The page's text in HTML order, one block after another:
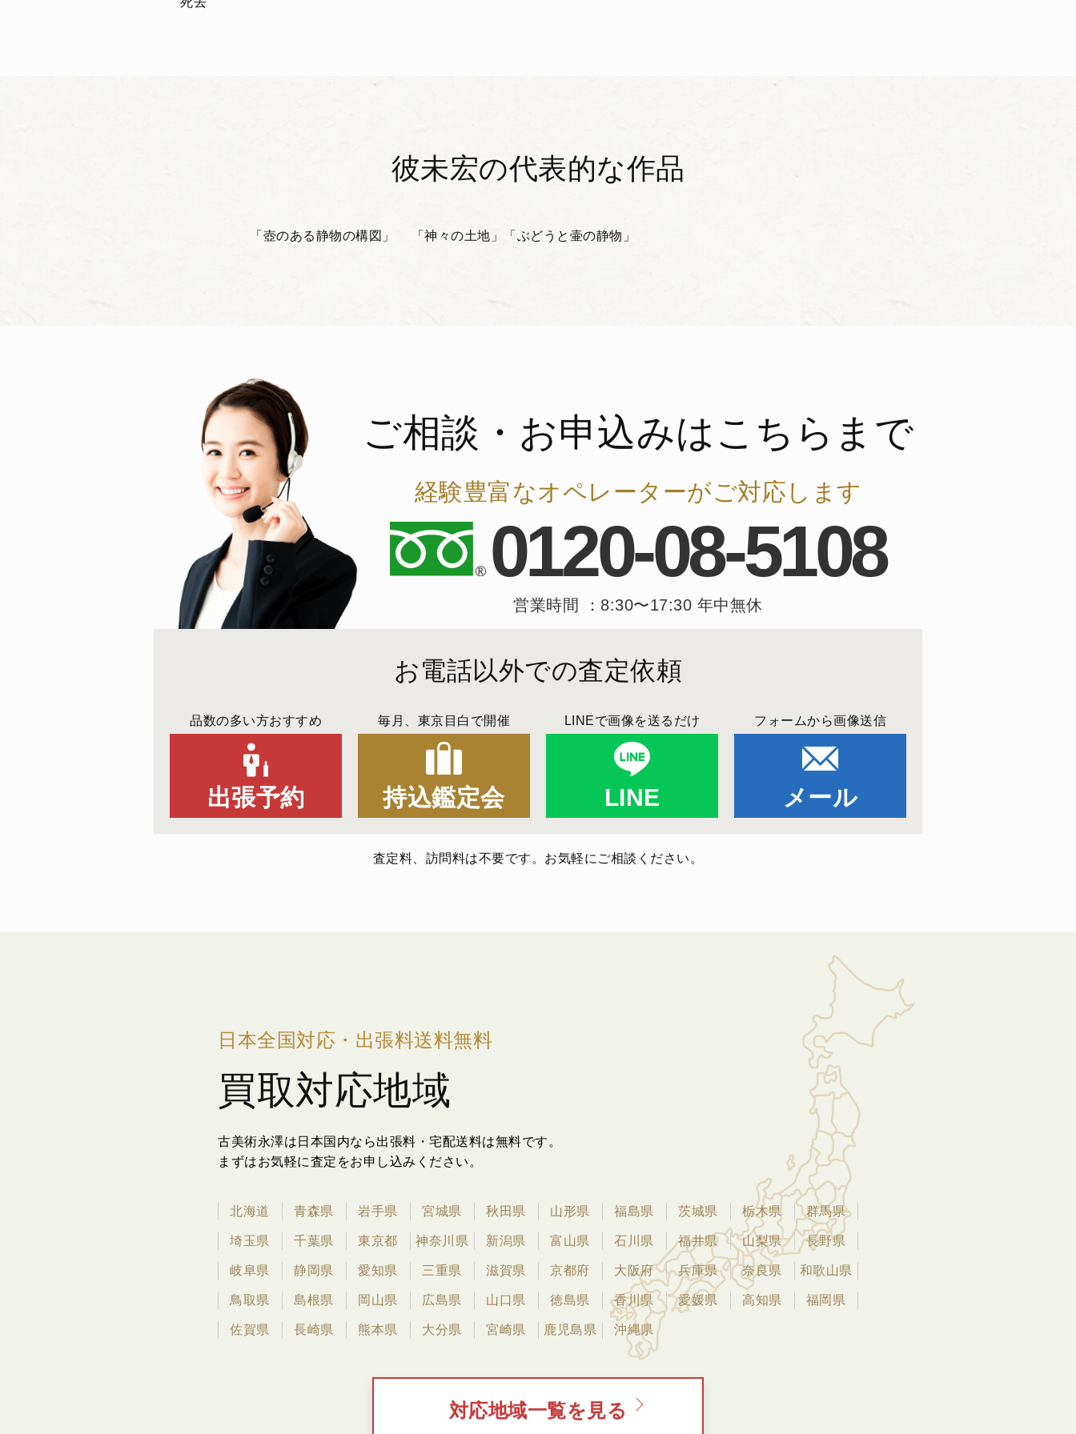
彼未宏の代表的な作品
「壺のある静物の構図」 「神々の土地」 「ぶどうと壷の静物」
ご相談・お申込みはこちらまで
経験豊富なオペレーターがご対応します
0120-08-5108
営業時間 ：8:30〜17:30 年中無休
お電話以外での査定依頼
品数の多い方おすすめ
出張予約
毎月、東京目白で開催
持込鑑定会
LINEで画像を送るだけ
LINE
フォームから画像送信
メール
査定料、訪問料は不要です。お気軽にご相談ください。
日本全国対応・出張料送料無料
買取対応地域
古美術永澤は日本国内なら出張料・宅配送料は無料です。
まずはお気軽に査定をお申し込みください。
北海道 青森県 岩手県 宮城県 秋田県 山形県 福島県 茨城県 栃木県 群馬県
埼玉県 千葉県 東京都 神奈川県 新潟県 富山県 石川県 福井県 山梨県 長野県
岐阜県 静岡県 愛知県 三重県 滋賀県 京都府 大阪府 兵庫県 奈良県 和歌山県
鳥取県 島根県 岡山県 広島県 山口県 徳島県 香川県 愛媛県 高知県 福岡県
佐賀県 長崎県 熊本県 大分県 宮崎県 鹿児島県 沖縄県
対応地域一覧を見る